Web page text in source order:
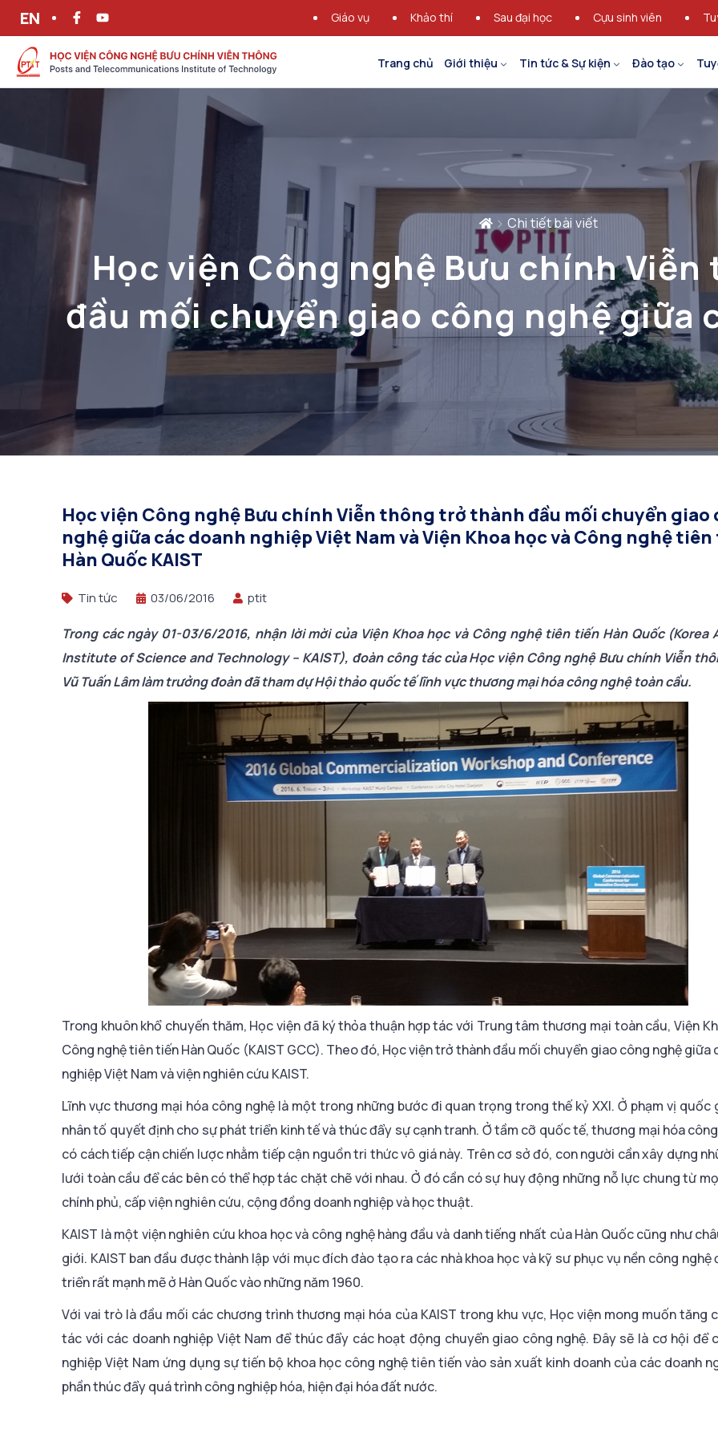
EN Giáo vụ Khảo thí Sau đại học Cựu sinh viên
Trang chủ Giới thiệu Tin tức & Sự kiện Đào tạo
Chi tiết bài viết
Học viện Công nghệ Bưu chính
đầu mối chuyển giao công nghệ giữa
Việt Nam và Viện Khoa học và Công
Quốc KAIST
Học viện Công nghệ Bưu chính Viễn thông trở thành đầu mối chuyển giao
nghệ giữa các doanh nghiệp Việt Nam và Viện Khoa học và Công nghệ
Hàn Quốc KAIST
Tin tức 03/06/2016 ptit
Trong các ngày 01-03/6/2016, nhận lời mời của Viện Khoa học và Công nghệ tiên tiến Hàn Quốc (Korea
Institute of Science and Technology – KAIST), đoàn công tác của Học viện Công nghệ Bưu chính Viễn
Vũ Tuấn Lâm làm trưởng đoàn đã tham dự Hội thảo quốc tế lĩnh vực thương mại hóa công nghệ toàn cầu.
Trong khuôn khổ chuyến thăm, Học viện đã ký thỏa thuận hợp tác với Trung tâm thương mại toàn cầu, Viện
Công nghệ tiên tiến Hàn Quốc (KAIST GCC). Theo đó, Học viện trở thành đầu mối chuyển giao công nghệ giữa
nghiệp Việt Nam và viện nghiên cứu KAIST.
Lĩnh vực thương mại hóa công nghệ là một trong những bước đi quan trọng trong thế kỷ XXI. Ở phạm vị quốc
nhân tố quyết định cho sự phát triển kinh tế và thúc đẩy sự cạnh tranh. Ở tầm cỡ quốc tế, thương mại hóa
có cách tiếp cận chiến lược nhằm tiếp cận nguồn tri thức vô giá này. Trên cơ sở đó, con người cần xây dựng
lưới toàn cầu để các bên có thể hợp tác chặt chẽ với nhau. Ở đó cần có sự huy động những nỗ lực chung từ
chính phủ, cấp viện nghiên cứu, cộng đồng doanh nghiệp và học thuật.
KAIST là một viện nghiên cứu khoa học và công nghệ hàng đầu và danh tiếng nhất của Hàn Quốc cũng như
giới. KAIST ban đầu được thành lập với mục đích đào tạo ra các nhà khoa học và kỹ sư phục vụ nền công nghệ
triển rất mạnh mẽ ở Hàn Quốc vào những năm 1960.
Với vai trò là đầu mối các chương trình thương mại hóa của KAIST trong khu vực, Học viện mong muốn tăng
tác với các doanh nghiệp Việt Nam để thúc đẩy các hoạt động chuyển giao công nghệ. Đây sẽ là cơ hội để
nghiệp Việt Nam ứng dụng sự tiến bộ khoa học công nghệ tiên tiến vào sản xuất kinh doanh của các doanh
phần thúc đẩy quá trình công nghiệp hóa, hiện đại hóa đất nước.